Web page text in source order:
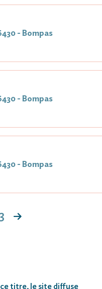
- Bompas
- Bompas
- Bompas
3
ce titre, le site diffuse